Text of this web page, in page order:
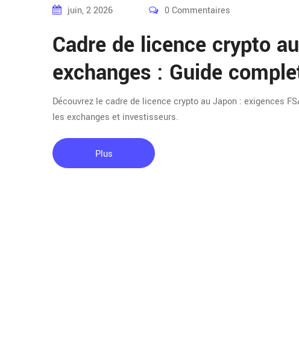
juin, 2 2026 0 Commentaires
Cadre de licence crypto
exchanges : Guide
Découvrez le cadre de licence crypto au Japon : exigences
les exchanges et investisseurs.
Plus